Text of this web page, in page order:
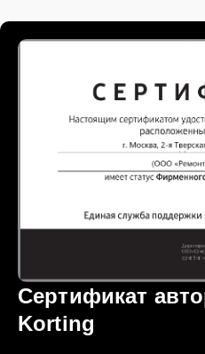
Сертификат
Korting